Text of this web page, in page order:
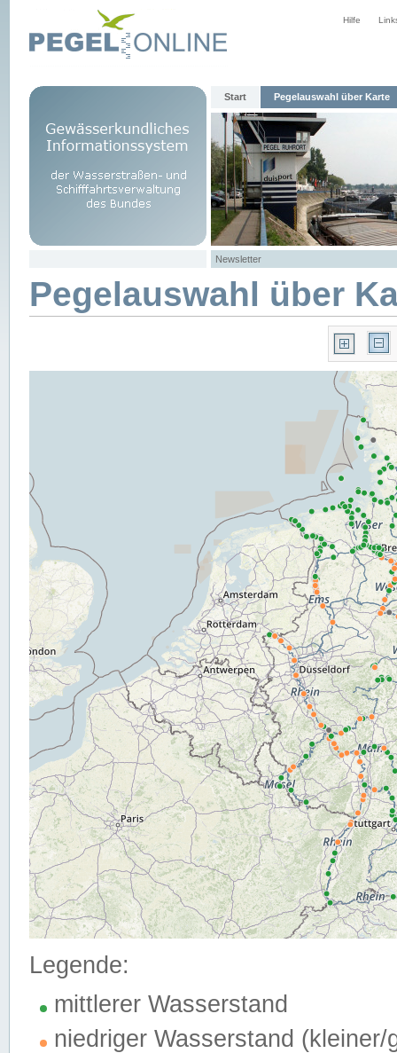
Hilfe
Start Pegelauswahl über Karte
Newsletter
Pegelauswahl über
Legende:
mittlerer Wasserstand
niedriger Wasserstand (kleiner/